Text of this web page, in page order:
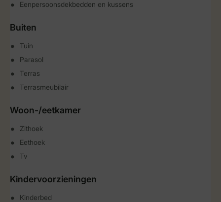
Eenpersoonsdekbedden en kussens
Buiten
Tuin
Parasol
Terras
Terrasmeubilair
Woon-/eetkamer
Zithoek
Eethoek
Tv
Kindervoorzieningen
Kinderbed